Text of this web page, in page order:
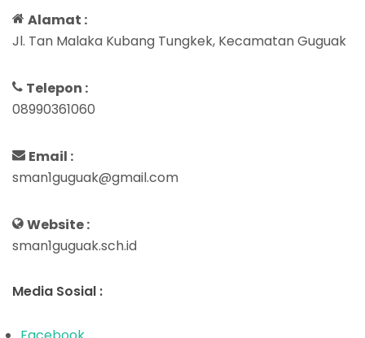
Alamat :
Jl. Tan Malaka Kubang Tungkek, Kecamatan Guguak
Telepon :
08990361060
Email :
sman1guguak@gmail.com
Website :
sman1guguak.sch.id
Media Sosial :